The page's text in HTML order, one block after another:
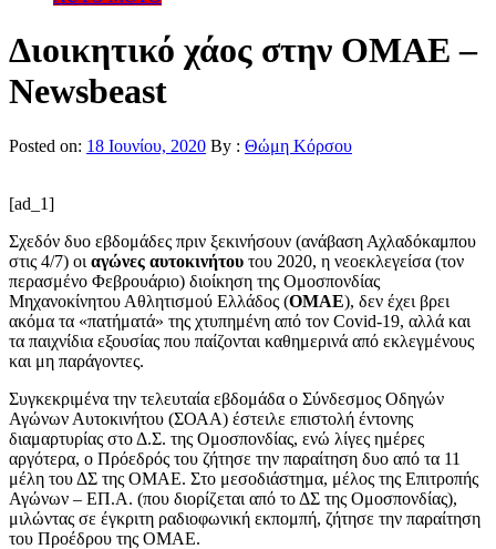
Διοικητικό χάος στην ΟΜΑΕ –
Newsbeast
Posted on: 18 Ιουνίου, 2020 By : Θώμη Κόρσου
[ad_1]
Σχεδόν δυο εβδομάδες πριν ξεκινήσουν (ανάβαση Αχλαδόκαμπου
στις 4/7) οι αγώνες αυτοκινήτου του 2020, η νεοεκλεγείσα (τον
περασμένο Φεβρουάριο) διοίκηση της Ομοσπονδίας
Μηχανοκίνητου Αθλητισμού Ελλάδος (ΟΜΑΕ), δεν έχει βρει
ακόμα τα «πατήματά» της χτυπημένη από τον Covid-19, αλλά και
τα παιχνίδια εξουσίας που παίζονται καθημερινά από εκλεγμένους
και μη παράγοντες.
Συγκεκριμένα την τελευταία εβδομάδα ο Σύνδεσμος Οδηγών
Αγώνων Αυτοκινήτου (ΣΟΑΑ) έστειλε επιστολή έντονης
διαμαρτυρίας στο Δ.Σ. της Ομοσπονδίας, ενώ λίγες ημέρες
αργότερα, ο Πρόεδρός του ζήτησε την παραίτηση δυο από τα 11
μέλη του ΔΣ της ΟΜΑΕ. Στο μεσοδιάστημα, μέλος της Επιτροπής
Αγώνων – ΕΠ.Α. (που διορίζεται από το ΔΣ της Ομοσπονδίας),
μιλώντας σε έγκριτη ραδιοφωνική εκπομπή, ζήτησε την παραίτηση
του Προέδρου της ΟΜΑΕ.